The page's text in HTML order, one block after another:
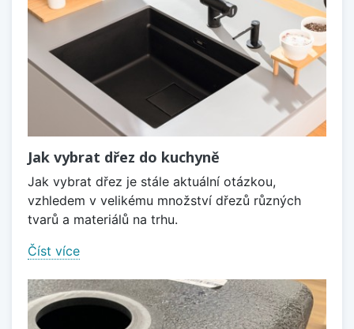
Jak vybrat dřez do kuchyně
Jak vybrat dřez je stále aktuální otázkou,
vzhledem v velikému množství dřezů různých
tvarů a materiálů na trhu.
Číst více